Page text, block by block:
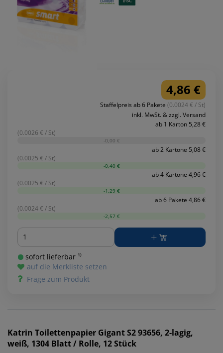
4,86 €
Staffelpreis ab 6 Pakete (0.0024 € / St)
inkl. MwSt. & zzgl. Versand
ab 1 Karton 5,28 €
(0.0026 € / St)
-0,00 €
ab 2 Kartone 5,08 €
(0.0025 € / St)
-0,40 €
ab 4 Kartone 4,96 €
(0.0025 € / St)
-1,29 €
ab 6 Pakete 4,86 €
(0.0024 € / St)
-2,57 €
Menge
sofort lieferbar ¹⁾
auf die Merkliste setzen
Frage zum Produkt
Katrin Toilettenpapier Gigant S2 93656, 2-lagig,
weiß, 1304 Blatt / Rolle, 12 Stück